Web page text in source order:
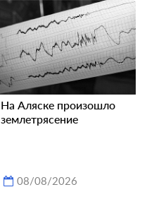
На Аляске произошло
землетрясение
08/08/2026